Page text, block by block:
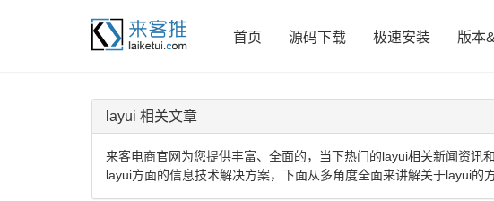
首页 源码下载 极速安装 版本
layui 相关文章
来客电商官网为您提供丰富、全面的，当下热门的layui相关新闻资讯
layui方面的信息技术解决方案，下面从多角度全面来讲解关于layui的